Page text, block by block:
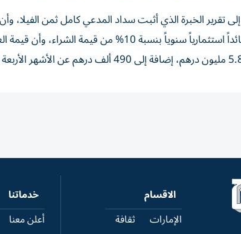
تقرير الخبرة الذي أثبت سداد المدعي كامل ثمن الفيلا،
الاقسام
الإمارات
ثقافة
خدماتنا
أعلن معنا